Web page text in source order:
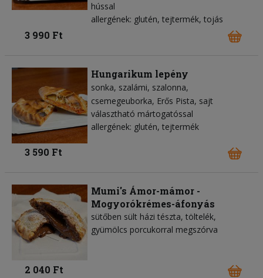
hússal
allergének: glutén, tejtermék, tojás
3 990 Ft
Hungarikum lepény
sonka szalámi szalonna
csemegeuborka Erős Pista sajt
választható mártogatóssal
allergének: glutén, tejtermék
3 590 Ft
Mumi's Ámor-mámor -
Mogyorókrémes-áfonyás
sütőben sült házi tészta, töltelék,
gyümölcs porcukorral megszórva
2 040 Ft